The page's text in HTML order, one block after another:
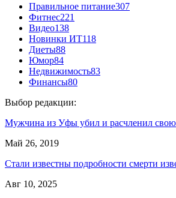
Правильное питание307
Фитнес221
Видео138
Новинки ИТ118
Диеты88
Юмор84
Недвижимость83
Финансы80
Выбор редакции:
Мужчина из Уфы убил и расчленил свою
Май 26, 2019
Стали известны подробности смерти
Авг 10, 2025